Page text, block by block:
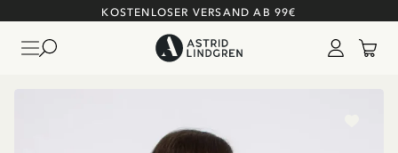
KOSTENLOSER VERSAND AB 99€